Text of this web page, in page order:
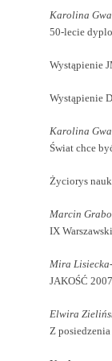
Karolina
50-lecie
Wystąpienie
Wystąpienie
Karolina
Świat chce
Życiorys
Marcin
IX
Mira
JAKOŚĆ
Elwira
Z